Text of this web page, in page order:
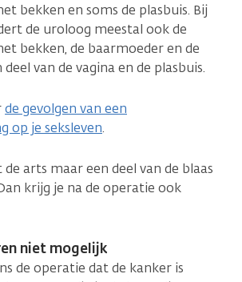
bekken en soms de plasbuis. Bij
de uroloog meestal ook de
bekken, de baarmoeder en de
van de vagina en de plasbuis.
de gevolgen van een
op je seksleven.
arts maar een deel van de blaas
krijg je na de operatie ook
niet mogelijk
de operatie dat de kanker is